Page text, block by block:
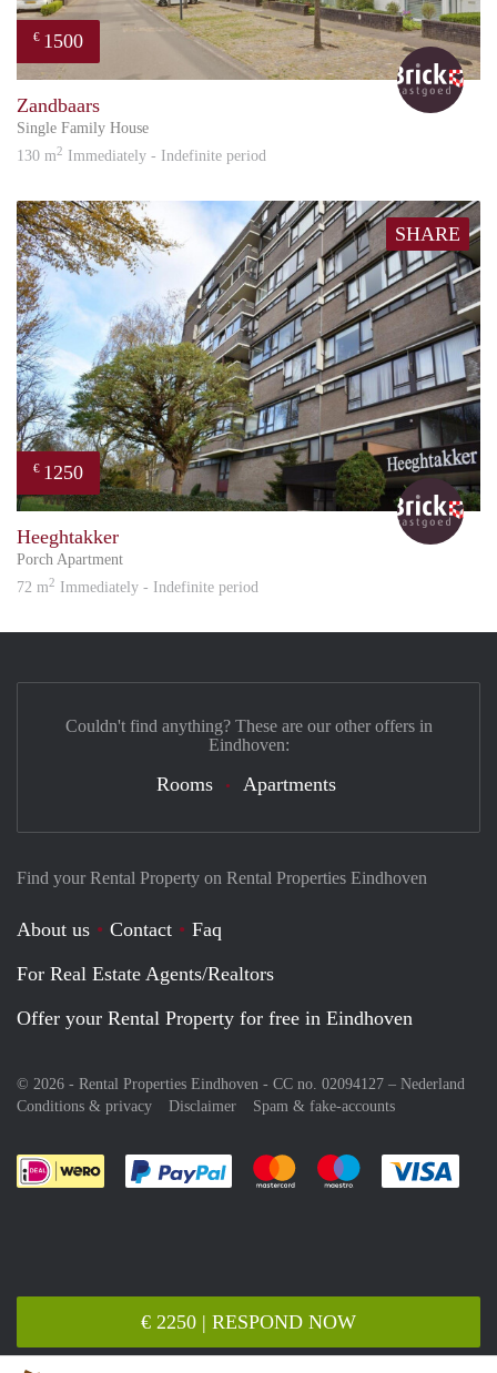
€ 2250 | RESPOND NOW
€ 1500
Brick
Zandbaars
Single Family House
130 m2 Immediately - Indefinite period
SHARE
€ 1250
Brick
Heeghtakker
Porch Apartment
72 m2 Immediately - Indefinite period
Find your Rental Property on Rental Properties Eindhoven
About us Contact
Faq
For Real Estate Agents/Realtors
Offer your Rental Property for free in Eindhoven
© 2026 - Rental Properties Eindhoven - CC no. 02094127 – Nederland
Conditions & privacy
Disclaimer Spam & fake-accounts
Pay easily with :payment method
Pay easily with :payment
Pay easily with
Couldn't find anything? These are our other offers in
Eindhoven:
Rooms Apartments